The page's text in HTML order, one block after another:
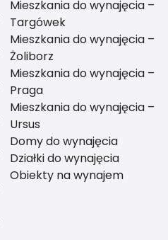
Mieszkania do wynajęcia –
Targówek
Mieszkania do wynajęcia –
Żoliborz
Mieszkania do wynajęcia –
Praga
Mieszkania do wynajęcia –
Ursus
Domy do wynajęcia
Działki do wynajęcia
Obiekty na wynajem